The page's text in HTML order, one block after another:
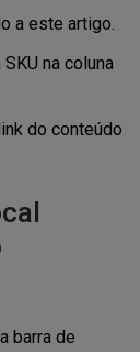
a este artigo.
na coluna
do conteúdo
barra de